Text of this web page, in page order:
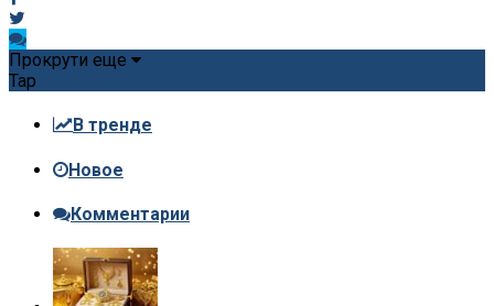
Прокрути еще
Tap
В тренде
Новое
Комментарии